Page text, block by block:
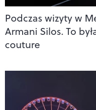
Podczas wizyty w
Armani Silos. To
couture